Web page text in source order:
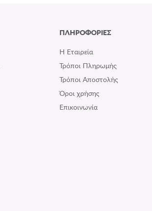
ΠΛΗΡΟΦΟΡΙΕΣ
Η Εταιρεία
Τρόποι Πληρωμής
Τρόποι Αποστολής
Όροι χρήσης
Επικοινωνία